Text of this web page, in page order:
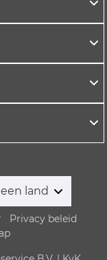
land
Privacy beleid